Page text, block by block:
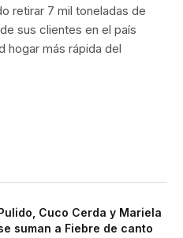
retirar 7 mil toneladas de
sus clientes en el país
hogar más rápida del
Cuco Cerda y Mariela
suman a Fiebre de canto